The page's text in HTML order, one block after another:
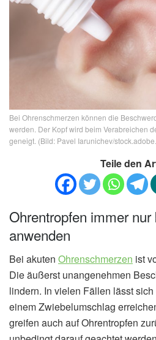
Bei Ohrenschmerzen können die
werden. Der Kopf wird beim Verabreichen
geneigt. (Bild: Pavel Iarunichev/
Teile den
Ohrentropfen immer nur
anwenden
Bei akuten Ohrenschmerzen ist
Die äußerst unangenehmen
lindern. In vielen Fällen lässt
einem Zwiebelumschlag
greifen auch auf Ohrentropfen